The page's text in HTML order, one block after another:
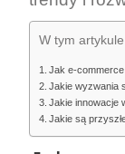
W tym
Jak e-
Jakie wyzwania
Jakie innowacje
Jakie są